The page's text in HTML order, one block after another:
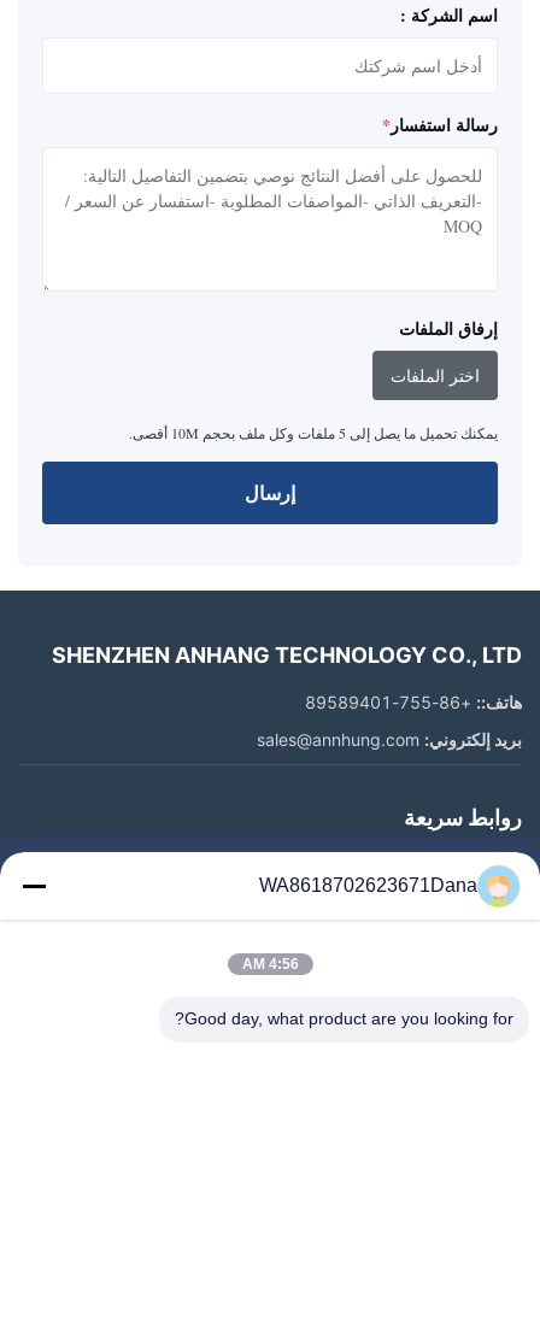
اسم الشركة :
رسالة استفسار *
إرفاق الملفات
اختر الملفات
يمكنك تحميل ما يصل إلى 5 ملفات وكل ملف بحجم 10M أقصى.
إرسال
SHENZHEN ANHANG TECHNOLOGY CO., LTD
هاتف:: +86-755-89589401
بريد إلكتروني:
روابط سريعة
المنزل
المنتجات
جولة في المعمل
WA8618702623671Dana
4:56 AM
Good day, what product are you looking for?